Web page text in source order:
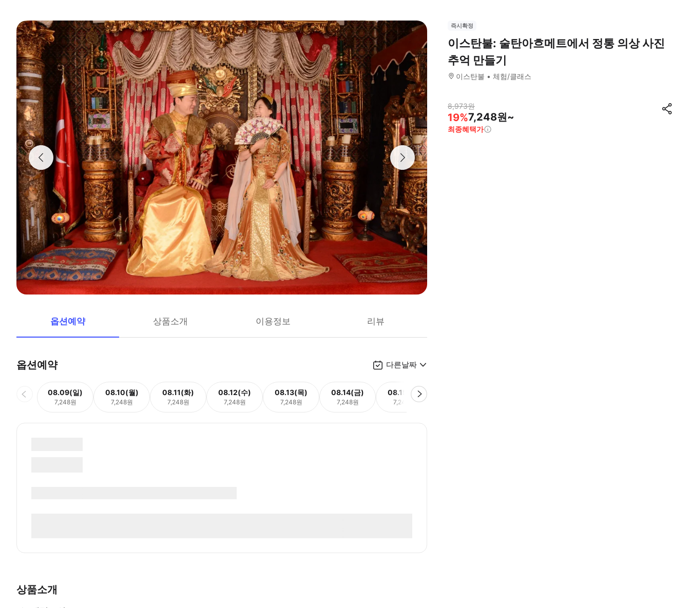
옵션예약 상품소개 이용정보 리뷰
옵션예약 다른날짜
08.09(일)
7,248원
08.10(월)
7,248원
08.11(화)
7,248원
08.12(수)
7,248원
08.13(목)
7,248원
08.14(금)
7,248원
08.15(토)
7,248원
상품소개
즉시확정
이스탄불: 술탄아흐메트에서 정통 의상 사진
추억 만들기
이스탄불 체험/클래스
8,973원
19%7,248원~
최종혜택가